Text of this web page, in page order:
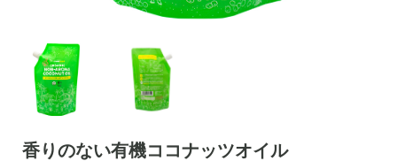
香りのない有機ココナッツオイル